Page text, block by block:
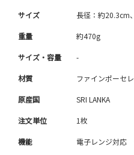
サイズ 長径：約20.3cm
重量 約470g
サイズ・容量 -
材質 ファインポーセ
原産国 SRI LANKA
注文単位 1枚
機能 電子レンジ対応